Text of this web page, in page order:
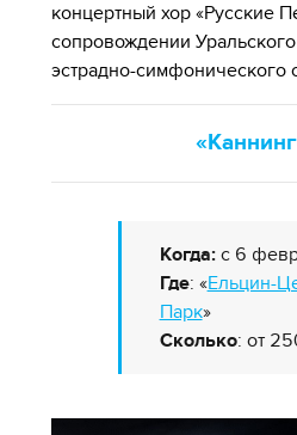
концертный хор «Русские
сопровождении
эстрадно-симфонического
Когда: с 6
Где: «Ельцин-
Парк»
Сколько: от